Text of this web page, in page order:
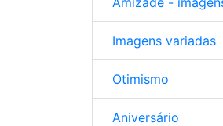
Imagens variadas
Otimismo
Aniversário